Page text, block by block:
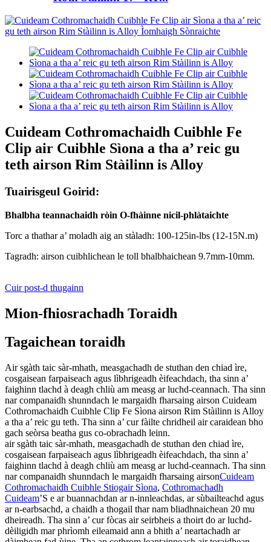
Cuideam Cothromachaidh Cuibhle Fe
Clip air Cuibhle Sìona a tha a’ reic gu
teth airson Rim Stàilinn is Alloy
Tuairisgeul Goirid:
Bhalbha teannachaidh ròin O-fhàinne nicil-phlàtaichte
Torc a thathar a’ moladh aig an stàladh: 100-125in-lbs (12-15N.m)
Tagradh: airson cuibhlichean le toll bhalbhaichean 9.7mm-10mm.
Cuir post-d thugainn
Mion-fhiosrachadh Toraidh
Tagaichean toraidh
Air sgàth taic sàr-mhath, measgachadh de stuthan den chiad ìre,
cosgaisean farpaiseach agus lìbhrigeadh èifeachdach, tha sinn a’
faighinn tlachd à deagh chliù am measg ar luchd-ceannach. Tha sinn
nar companaidh shunndach le margaidh fharsaing airson Cuideam
Cothromachaidh Cuibhle Clip Fe Sìona airson Rim Stàilinn is Alloy
a tha a’ reic gu teth. Tha sinn a’ cur fàilte chridheil air caraidean bho
gach seòrsa beatha gus co-obrachadh leinn.
air sgàth taic sàr-mhath, measgachadh de stuthan den chiad ìre,
cosgaisean farpaiseach agus lìbhrigeadh èifeachdach, tha sinn a’
faighinn tlachd à deagh chliù am measg ar luchd-ceannach. Tha sinn
nar companaidh shunndach le margaidh fharsaing airsonCuideam
Cothromachaidh Cuibhle Stiogair Sìona, Cothromachadh
Cuideam’S e ar buannachdan ar n-innleachdas, ar sùbailteachd agus
ar n-earbsachd, a chaidh a thogail thar nam bliadhnaichean 20 mu
dheireadh. Tha sinn a’ cur fòcas air seirbheis a thoirt do ar luchd-
dèiligidh mar phrìomh eileamaid ann a bhith a’ neartachadh ar